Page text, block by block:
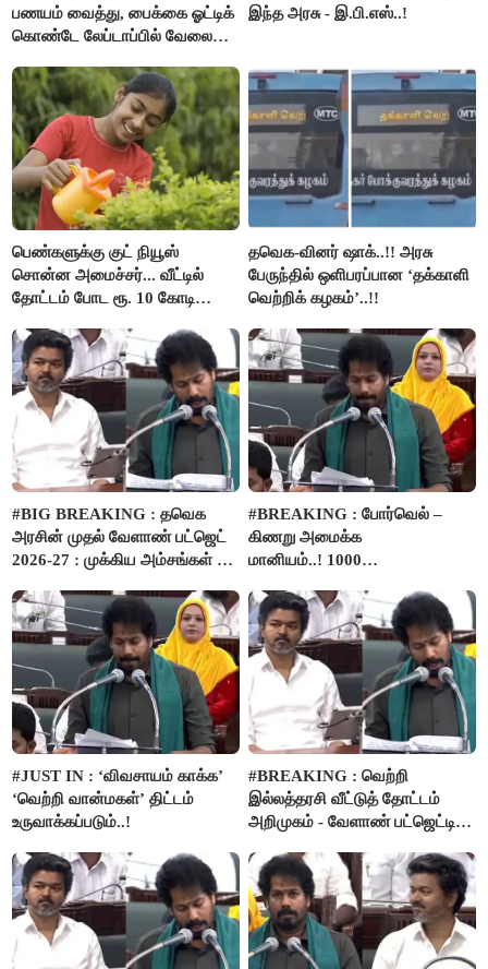
பணயம் வைத்து, பைக்கை ஓட்டிக்
கொண்டே லேப்டாப்பில் வேலை
இந்த அரசு - இ.பி.எஸ்..!
பெண்களுக்கு குட் நியூஸ்
சொன்ன அமைச்சர்... வீட்டில்
தோட்டம் போட ரூ. 10 கோடி
தவெக-வினர் ஷாக்..!! அரசு
பேருந்தில் ஒளிபரப்பான ‘தக்காளி
வெற்றிக் கழகம்’..!!
#BIG BREAKING : தவெக
அரசின் முதல் வேளாண் பட்ஜெட்
2026-27 : முக்கிய அம்சங்கள் ஓர்
#BREAKING : போர்வெல் –
கிணறு அமைக்க
மானியம்..! 1000
பம்புசெட் வழங்கப்படும்..!
#JUST IN : ‘விவசாயம் காக்க’
‘வெற்றி வான்மகள்’ திட்டம்
உருவாக்கப்படும்..!
#BREAKING : வெற்றி
இல்லத்தரசி வீட்டுத் தோட்டம்
அறிமுகம் - வேளாண் பட்ஜெட்டில்